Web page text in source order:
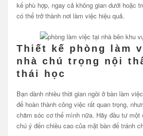
kế phù hợp, ngay cả không gian dưới hoặc
có thể trở thành nơi làm việc hiệu quả.
Thiết kế phòng làm
nhà chú trọng nội
thái học
Bạn dành nhiều thời gian ngồi ở bàn làm
để hoàn thành công việc rất quan trọng,
chăm sóc cơ thể mình nữa. Hãy đầu tư một
chú ý đến chiều cao của mặt bàn để tránh